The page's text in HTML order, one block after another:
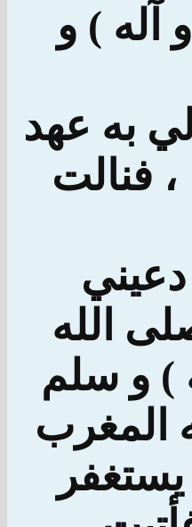
آله ) و
به عهد
، فنالت
الله
) و سلم
المغرب